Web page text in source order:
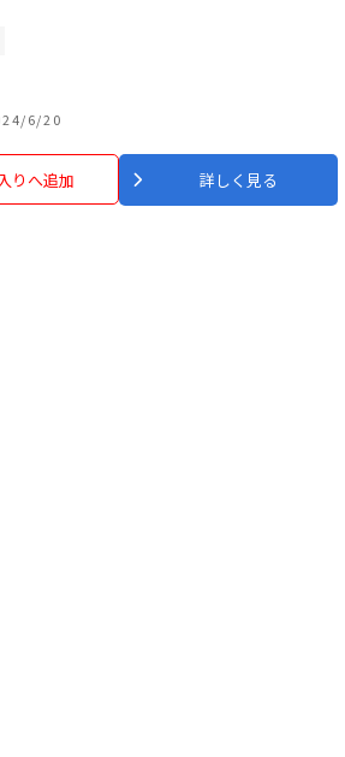
6/20
りへ追加 詳しく見る